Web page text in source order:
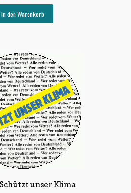
In den Warenkorb
unser Klima